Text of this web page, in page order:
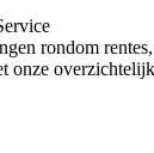
rondom
onze